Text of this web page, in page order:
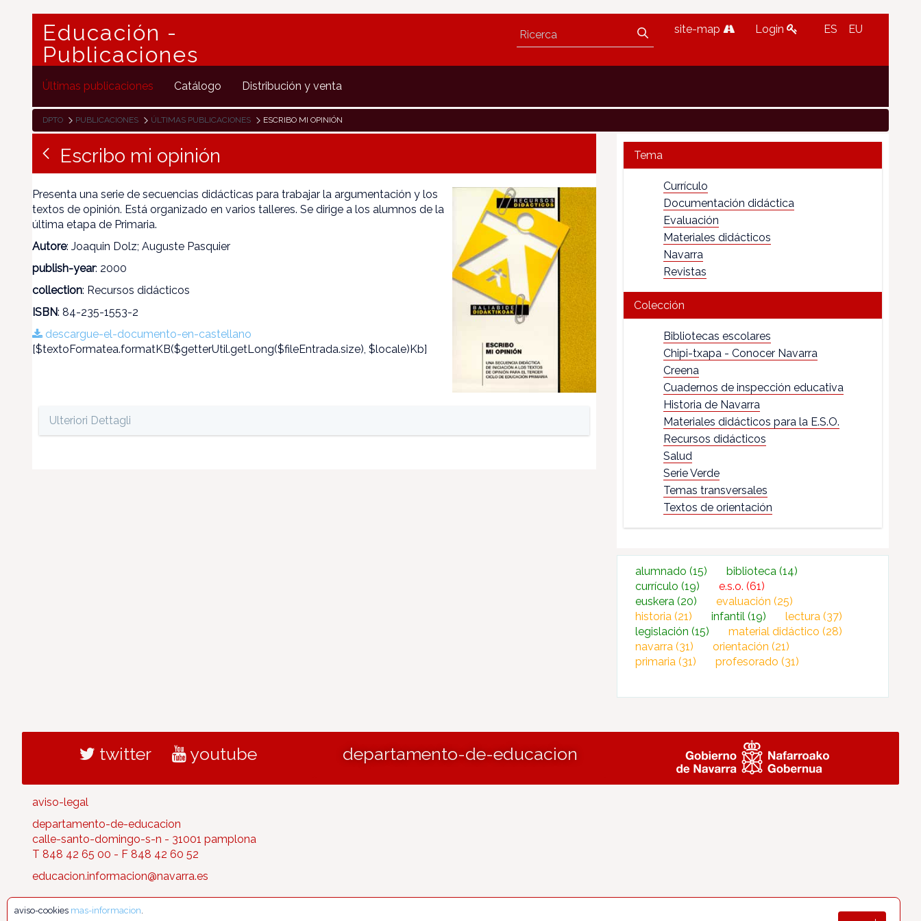
Educación -
Publicaciones
site-map Login ES EU
Últimas publicaciones Catálogo Distribución y venta
DPTO PUBLICACIONES ÚLTIMAS PUBLICACIONES ESCRIBO MI OPINIÓN
Escribo mi opinión
Presenta una serie de secuencias didácticas para trabajar la argumentación y los
textos de opinión. Está organizado en varios talleres. Se dirige a los alumnos de la
última etapa de Primaria.
Autore: Joaquin Dolz; Auguste Pasquier
publish-year: 2000
collection: Recursos didácticos
ISBN: 84-235-1553-2
descargue-el-documento-en-castellano
[$textoFormatea.formatKB($getterUtil.getLong($fileEntrada.size), $locale)Kb]
Ulteriori Dettagli
Tema
Currículo
Documentación didáctica
Evaluación
Materiales didácticos
Navarra
Revistas
Colección
Bibliotecas escolares
Chipi-txapa - Conocer Navarra
Creena
Cuadernos de inspección educativa
Historia de Navarra
Materiales didácticos para la E.S.O.
Recursos didácticos
Salud
Serie Verde
Temas transversales
Textos de orientación
alumnado(15) biblioteca(14)
currículo(19) e.s.o.(61)
euskera(20) evaluación(25)
historia(21) infantil(19) lectura(37)
legislación(15) material didáctico(28)
navarra(31) orientación(21)
primaria(31) profesorado(31)
twitter youtube departamento-de-educacion
aviso-legal
departamento-de-educacion
calle-santo-domingo-s-n - 31001 pamplona
T 848 42 65 00 - F 848 42 60 52
educacion.informacion@navarra.es
aviso-cookies mas-informacion.